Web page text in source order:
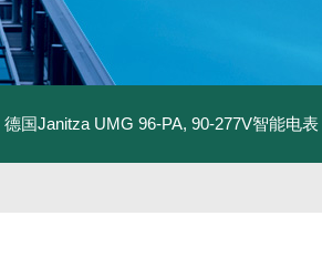
德国Janitza UMG 96-PA, 90-277V智能电表